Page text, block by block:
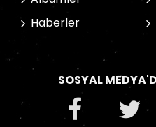
Haberler
SOSYAL